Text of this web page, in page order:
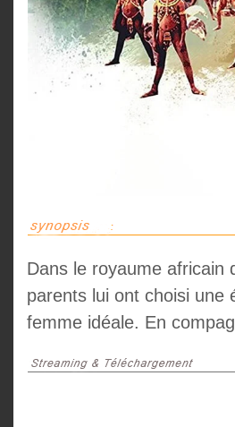
Dans le royaume africain
parents lui ont choisi une
femme idéale. En